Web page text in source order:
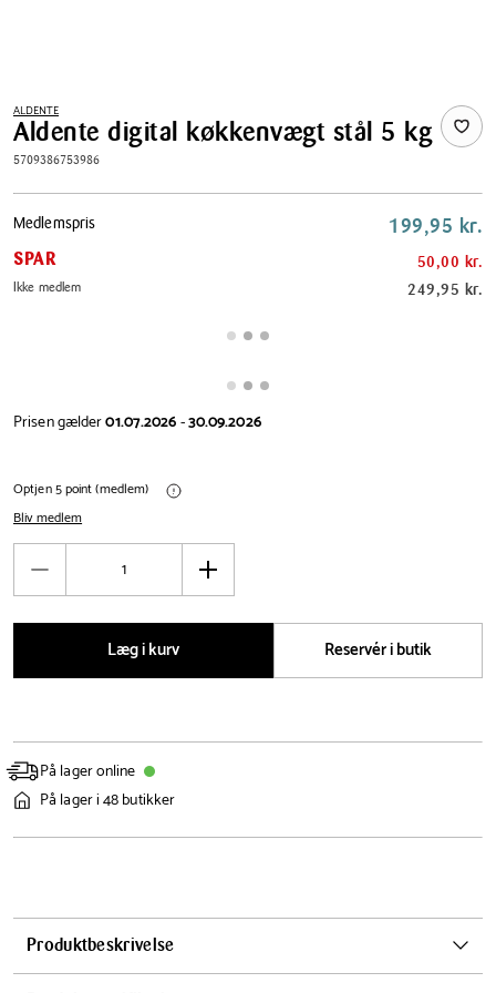
ALDENTE
Aldente digital køkkenvægt stål 5 kg
5709386753986
Pris
tabel
Medlemspris 199,95 kr.
SPAR 50,00 kr.
Ikke medlem 249,95 kr.
Prisen gælder01.07.2026-30.09.2026
Optjen 5 point (medlem)
Bliv medlem
Antal
Øg
Læg i kurv
Reservér i butik
På lager online
På lager i 48 butikker
Produktbeskrivelse